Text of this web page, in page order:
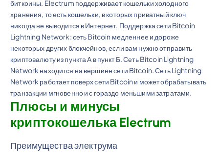
биткоины. Electrum поддерживает кошельки холодного
хранения, то есть кошельки, в которых приватный ключ
никогда не выводится в Интернет. Поддержка сети Bitcoin
Lightning Network: сеть Bitcoin медленнее и дороже
некоторых других блокчейнов, если вам нужно отправить
криптовалюту из пункта А в пункт Б. Сеть Bitcoin Lightning
Network находится на вершине сети Bitcoin. Сеть Lightning
Network работает поверх сети Bitcoin и может обрабатывать
транзакции мгновенно и с гораздо меньшими затратами.
Плюсы и минусы
криптокошелька Electrum
Преимущества электрума